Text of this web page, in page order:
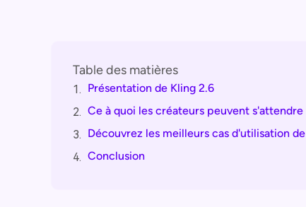
Table des matières
1. Présentation de Kling 2.6
2. Ce à quoi les créateurs peuvent
3. Découvrez les meilleurs cas d'utilisation
4. Conclusion